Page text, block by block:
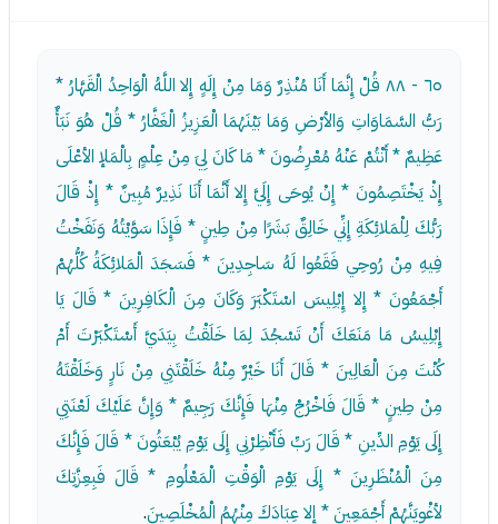
٦٥ - ٨٨
قُلْ إِنَّمَا أَنَا مُنْذِرٌ وَمَا مِنْ إِلَهٍ إِلا اللَّهُ الْوَاحِدُ الْقَهَّارُ *
رَبُّ السَّمَاوَاتِ وَالأرْضِ وَمَا بَيْنَهُمَا الْعَزِيزُ الْغَفَّارُ * قُلْ هُوَ نَبَأٌ
عَظِيمٌ * أَنْتُمْ عَنْهُ مُعْرِضُونَ * مَا كَانَ لِيَ مِنْ عِلْمٍ بِالْمَلإ الأعْلَى
إِذْ يَخْتَصِمُونَ * إِنْ يُوحَى إِلَيَّ إِلا أَنَّمَا أَنَا نَذِيرٌ مُبِينٌ * إِذْ قَالَ
رَبُّكَ لِلْمَلائِكَةِ إِنِّي خَالِقٌ بَشَرًا مِنْ طِينٍ * فَإِذَا سَوَّيْتُهُ وَنَفَخْتُ
فِيهِ مِنْ رُوحِي فَقَعُوا لَهُ سَاجِدِينَ * فَسَجَدَ الْمَلائِكَةُ كُلُّهُمْ
أَجْمَعُونَ * إِلا إِبْلِيسَ اسْتَكْبَرَ وَكَانَ مِنَ الْكَافِرِينَ * قَالَ يَا
إِبْلِيسُ مَا مَنَعَكَ أَنْ تَسْجُدَ لِمَا خَلَقْتُ بِيَدَيَّ أَسْتَكْبَرْتَ أَمْ
كُنْتَ مِنَ الْعَالِينَ * قَالَ أَنَا خَيْرٌ مِنْهُ خَلَقْتَنِي مِنْ نَارٍ وَخَلَقْتَهُ
مِنْ طِينٍ * قَالَ فَاخْرُجْ مِنْهَا فَإِنَّكَ رَجِيمٌ * وَإِنَّ عَلَيْكَ لَعْنَتِي
إِلَى يَوْمِ الدِّينِ * قَالَ رَبِّ فَأَنْظِرْنِي إِلَى يَوْمِ يُبْعَثُونَ * قَالَ فَإِنَّكَ
مِنَ الْمُنْظَرِينَ * إِلَى يَوْمِ الْوَقْتِ الْمَعْلُومِ * قَالَ فَبِعِزَّتِكَ
لأغْوِيَنَّهُمْ أَجْمَعِينَ * إِلا عِبَادَكَ مِنْهُمُ الْمُخْلَصِينَ.